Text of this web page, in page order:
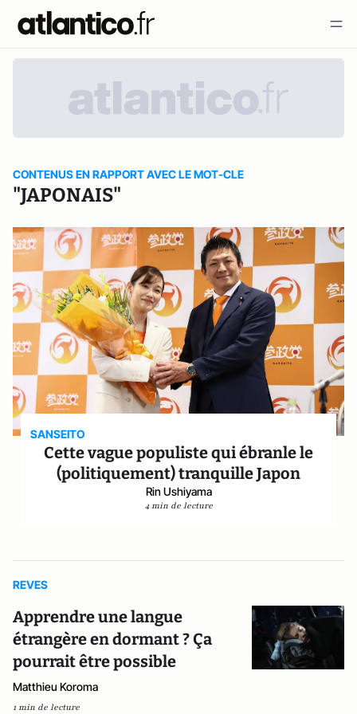
CONTENUS EN RAPPORT AVEC LE MOT-CLE
"JAPONAIS"
SANSEITO
Cette vague populiste qui ébranle le
(politiquement) tranquille Japon
Rin Ushiyama
4 min de lecture
REVES
Apprendre une langue
étrangère en dormant ? Ça
pourrait être possible
Matthieu Koroma
1 min de lecture